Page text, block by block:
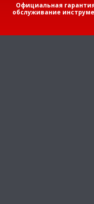
Официальная
обслуживание